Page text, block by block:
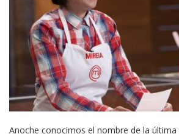
Anoche conocimos el nombre de la última